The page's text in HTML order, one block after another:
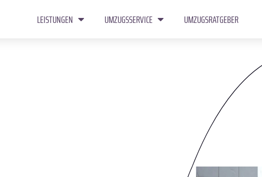
LEISTUNGEN UMZUGSSERVICE UMZUGSRATGEBER